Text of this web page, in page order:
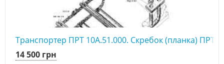
Транспортер ПРТ 10А.51.000. Скребок (планка) ПРТ
14 500 грн